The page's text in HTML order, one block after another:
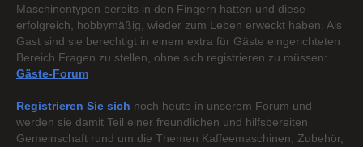
Maschinentypen bereits in den Fingern hatten und diese
erfolgreich, hobbymäßig, wieder zum Leben erweckt haben. Als
Gast sind sie berechtigt in einem extra für Gäste eingerichteten
Bereich Fragen zu stellen, ohne sich registrieren zu müssen:
Gäste-Forum
Registrieren Sie sich noch heute in unserem Forum und
werden sie damit Teil einer freundlichen und hilfsbereiten
Gemeinschaft rund um die Themen Kaffeemaschinen, Zubehör,